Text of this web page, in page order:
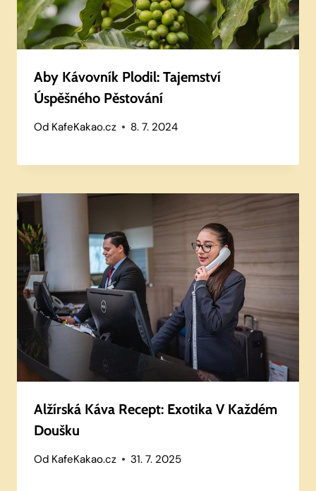
Aby Kávovník Plodil: Tajemství
Úspěšného Pěstování
Od KafeKakao.cz 8. 7. 2024
Alžírská Káva Recept: Exotika V Každém
Doušku
Od KafeKakao.cz 31. 7. 2025